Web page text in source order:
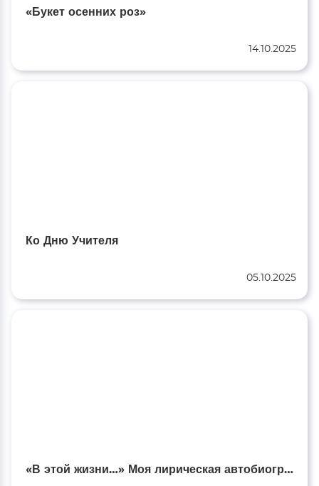
«Букет осенних роз»
14.10.2025
Ко Дню Учителя
05.10.2025
«В этой жизни…» Моя лирическая автобиография…